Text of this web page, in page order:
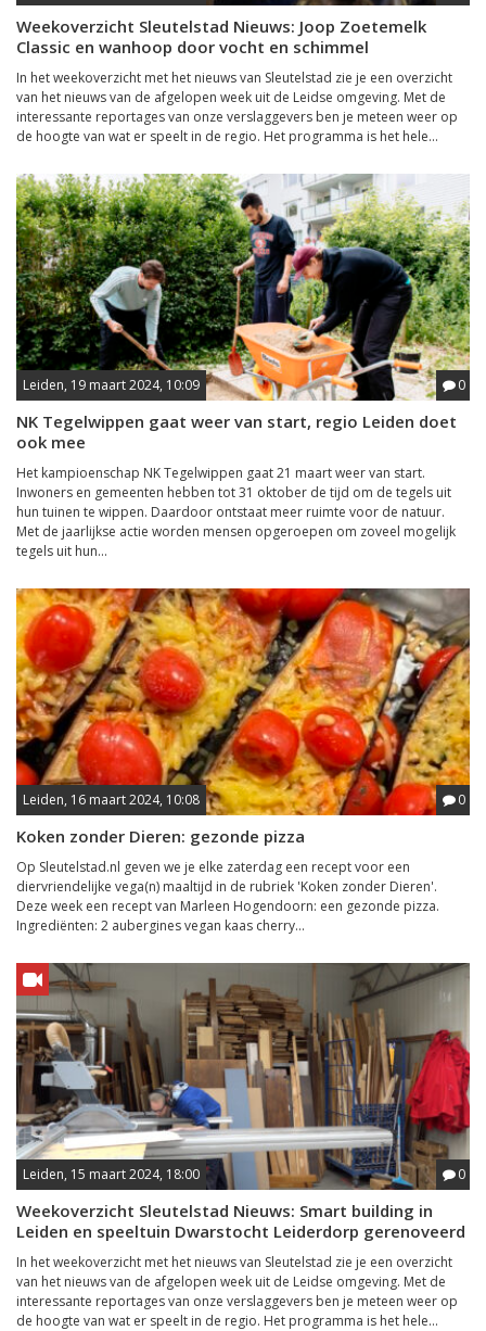
Weekoverzicht Sleutelstad Nieuws: Joop Zoetemelk
Classic en wanhoop door vocht en schimmel
In het weekoverzicht met het nieuws van Sleutelstad zie je een overzicht
van het nieuws van de afgelopen week uit de Leidse omgeving. Met de
interessante reportages van onze verslaggevers ben je meteen weer op
de hoogte van wat er speelt in de regio. Het programma is het hele...
Leiden, 19 maart 2024, 10:09 0
NK Tegelwippen gaat weer van start, regio Leiden doet
ook mee
Het kampioenschap NK Tegelwippen gaat 21 maart weer van start.
Inwoners en gemeenten hebben tot 31 oktober de tijd om de tegels uit
hun tuinen te wippen. Daardoor ontstaat meer ruimte voor de natuur.
Met de jaarlijkse actie worden mensen opgeroepen om zoveel mogelijk
tegels uit hun...
Leiden, 16 maart 2024, 10:08 0
Koken zonder Dieren: gezonde pizza
Op Sleutelstad.nl geven we je elke zaterdag een recept voor een
diervriendelijke vega(n) maaltijd in de rubriek 'Koken zonder Dieren'.
Deze week een recept van Marleen Hogendoorn: een gezonde pizza.
Ingrediënten: 2 aubergines vegan kaas cherry...
Leiden, 15 maart 2024, 18:00 0
Weekoverzicht Sleutelstad Nieuws: Smart building in
Leiden en speeltuin Dwarstocht Leiderdorp gerenoveerd
In het weekoverzicht met het nieuws van Sleutelstad zie je een overzicht
van het nieuws van de afgelopen week uit de Leidse omgeving. Met de
interessante reportages van onze verslaggevers ben je meteen weer op
de hoogte van wat er speelt in de regio. Het programma is het hele...